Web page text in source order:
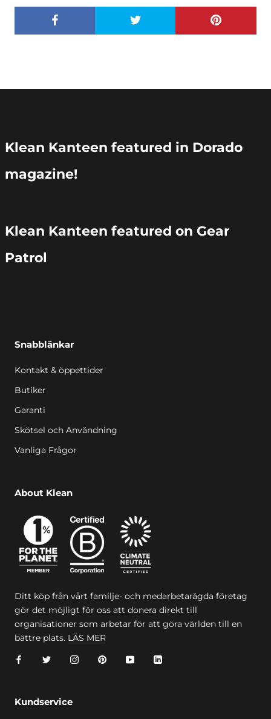
Klean Kanteen featured in Dorado
magazine!
Klean Kanteen featured on Gear
Patrol
Snabblänkar
Kontakt & öppettider
Butiker
Garanti
Skötsel och Användning
Vanliga Frågor
About Klean
Ditt köp från vårt familje- och medarbetarägda företag
gör det möjligt för oss att donera direkt till
organisationer som arbetar för att göra världen till en
bättre plats. LÄS MER
Kundservice